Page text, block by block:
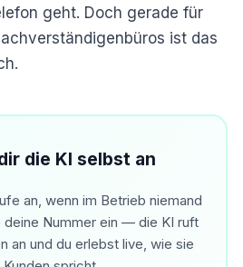
geht. Doch gerade für
ist das
die KI selbst an
an, wenn im Betrieb niemand
deine Nummer ein — die KI ruft
an und du erlebst live, wie sie